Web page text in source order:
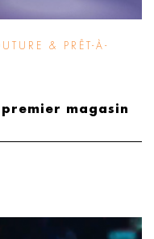
& PRÊT-À-
magasin